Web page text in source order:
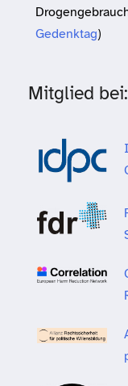
Gedenktag)
Mitglied bei: